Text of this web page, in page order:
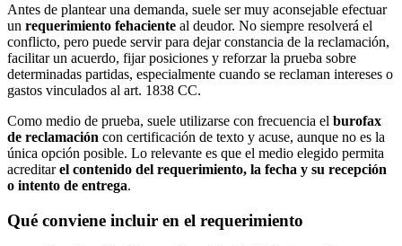
Antes de plantear una demanda, suele ser muy aconsejable efectuar
un requerimiento fehaciente al deudor. No siempre resolverá el
conflicto, pero puede servir para dejar constancia de la reclamación,
facilitar un acuerdo, fijar posiciones y reforzar la prueba sobre
determinadas partidas, especialmente cuando se reclaman intereses o
gastos vinculados al art. 1838 CC.
Como medio de prueba, suele utilizarse con frecuencia el burofax
de reclamación con certificación de texto y acuse, aunque no es la
única opción posible. Lo relevante es que el medio elegido permita
acreditarel contenido del requerimiento, la fecha y su recepción
o intento de entrega.
Qué conviene incluir en el requerimiento